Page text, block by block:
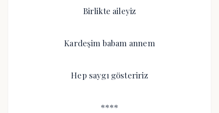
Birlikte aileyiz
Kardeşim babam annem
Hep saygı gösteririz
****